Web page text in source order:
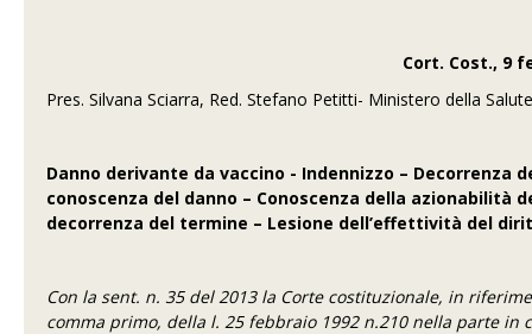
Cort. Cost., 9
Pres. Silvana Sciarra, Red. Stefano Petitti- Ministero della
Danno derivante da vaccino - Indennizzo – Decorrenza
conoscenza del danno – Conoscenza della
decorrenza del termine – Lesione dell’effettività del
Con la sent. n. 35 del 2013 la Corte costituzionale, in
comma primo, della l. 25 febbraio 1992 n.210 nella parte